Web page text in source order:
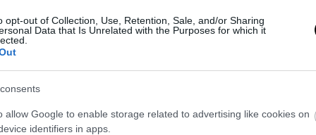
opt-out of Collection, Use, Retention, Sale, and/or Sharing
Data that Is Unrelated with the Purposes for which it
allow Google to enable storage related to advertising like cookies on
identifiers in apps.
του Μπρούνει αφαίρεσε όλους τους τίτλους
από την σύζυγό του
το Ντνιπροπετρόφσκ: Οι Ουκρανοί μιλούν
ρωσικές επιθέσεις σε όλη την επικράτεια
βίντεο: Σκυλίτσα ενημερώνει την κωφή
το φαγητό της